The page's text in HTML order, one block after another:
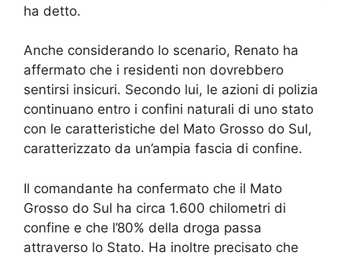
ha detto.
Anche considerando lo scenario, Renato ha
affermato che i residenti non dovrebbero
sentirsi insicuri. Secondo lui, le azioni di polizia
continuano entro i confini naturali di uno stato
con le caratteristiche del Mato Grosso do Sul,
caratterizzato da un’ampia fascia di confine.
Il comandante ha confermato che il Mato
Grosso do Sul ha circa 1.600 chilometri di
confine e che l’80% della droga passa
attraverso lo Stato. Ha inoltre precisato che